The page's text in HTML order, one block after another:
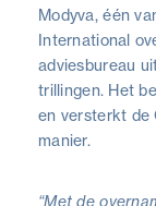
Modyva, één
International
adviesbureau
trillingen. Het
en versterkt de
manier.
“Met de